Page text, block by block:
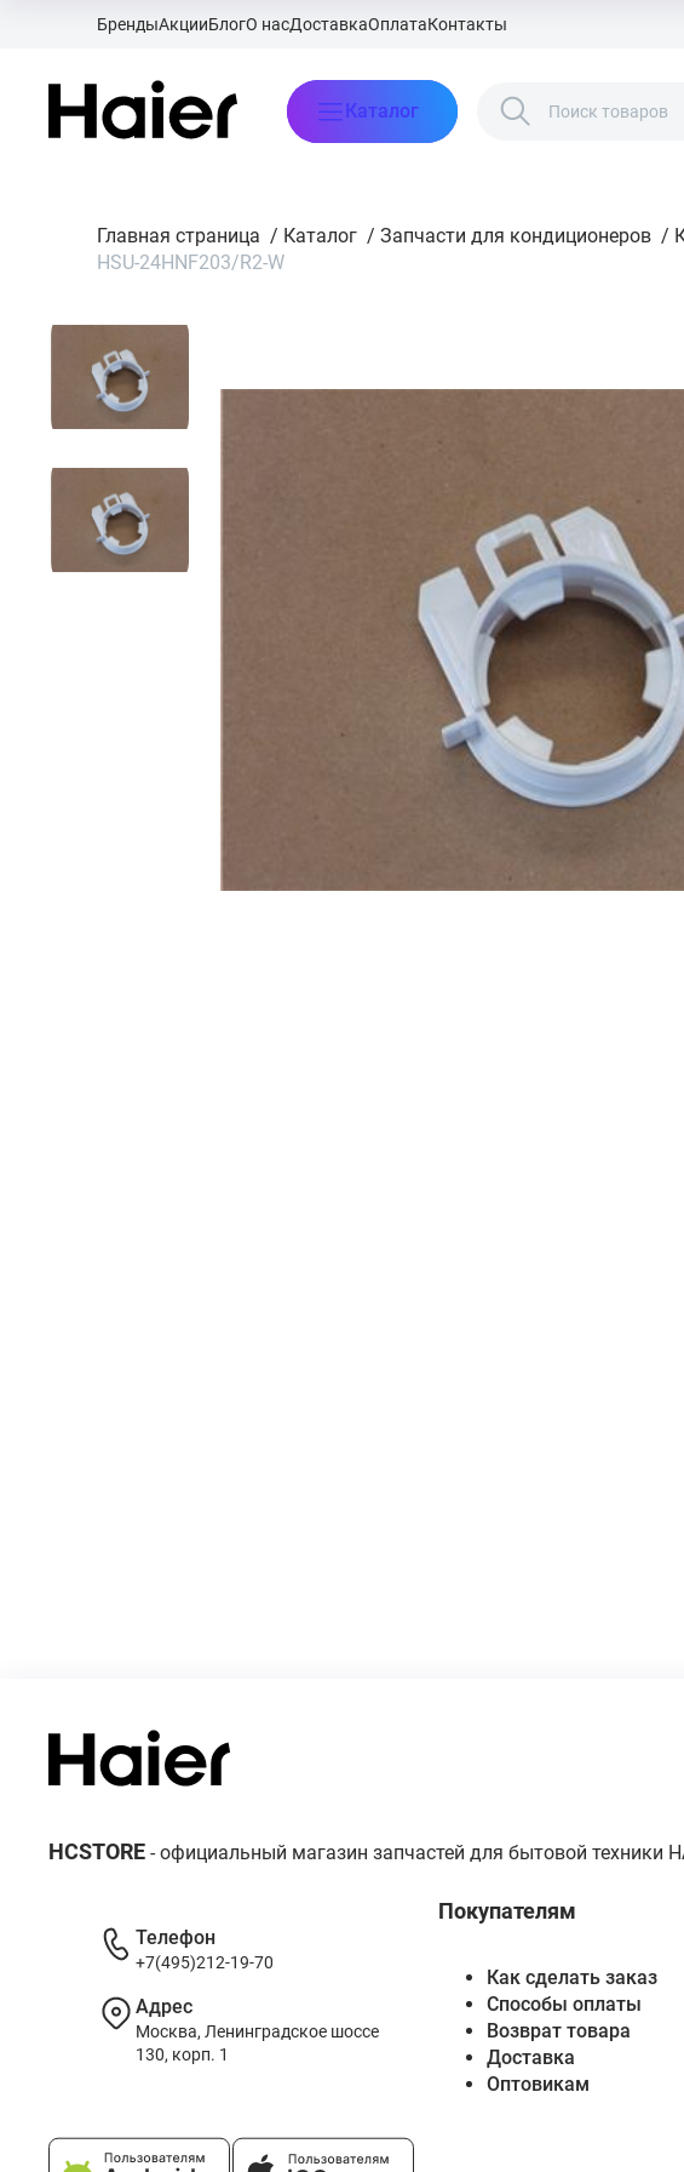
БрендыАкцииБлогО насДоставкаОплатаКонтакты
Каталог
Главная страница / Каталог / Запчасти для кондиционеров /
HSU-24HNF203/R2-W
HCSTORE - официальный магазин запчастей для бытовой техники
Покупателям
Как сделать заказ
Способы оплаты
Возврат товара
Доставка
Оптовикам
Телефон
+7(495)212-19-70
Адрес
Москва, Ленинградское шоссе
130, корп. 1